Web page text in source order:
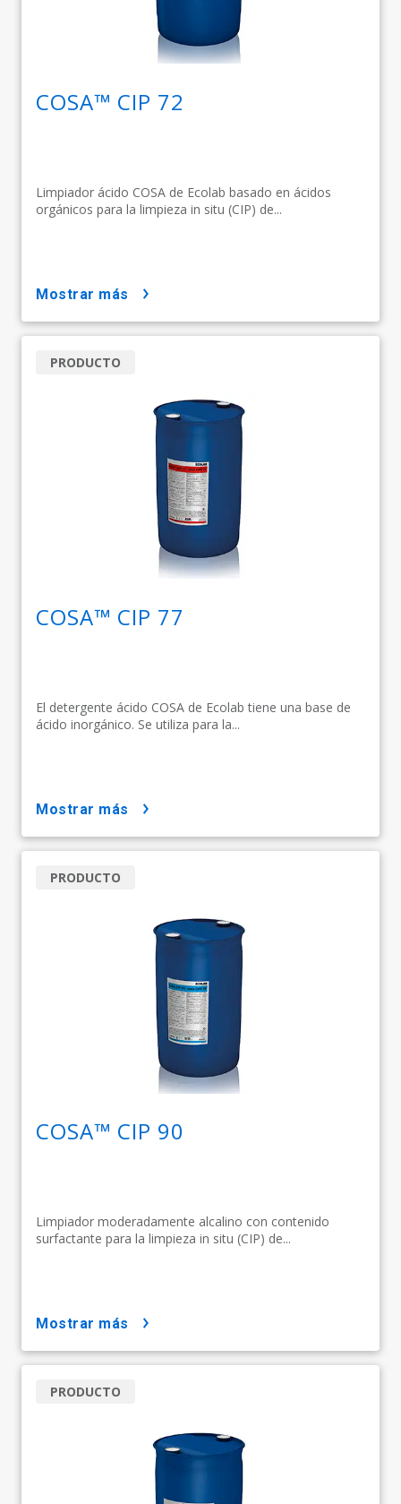
COSA™ CIP 72
Limpiador ácido COSA de Ecolab basado en ácidos
orgánicos para la limpieza in situ (CIP) de...
mostrar más
COSA™ CIP 77
El detergente ácido COSA de Ecolab tiene una base de
ácido inorgánico. Se utiliza para la...
PRODUCTO
mostrar más
COSA™ CIP 90
Limpiador moderadamente alcalino con contenido
surfactante para la limpieza in situ (CIP) de...
PRODUCTO
mostrar más
PRODUCTO